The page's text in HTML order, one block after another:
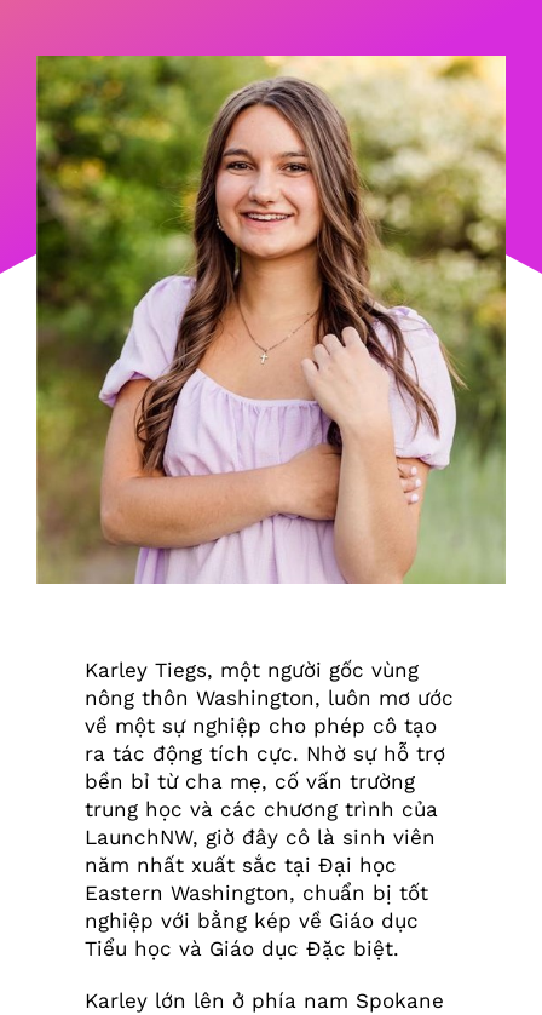
Karley Tiegs, một người gốc vùng
nông thôn Washington, luôn mơ ước
về một sự nghiệp cho phép cô tạo
ra tác động tích cực. Nhờ sự hỗ trợ
bền bỉ từ cha mẹ, cố vấn trường
trung học và các chương trình của
LaunchNW, giờ đây cô là sinh viên
năm nhất xuất sắc tại Đại học
Eastern Washington, chuẩn bị tốt
nghiệp với bằng kép về Giáo dục
Tiểu học và Giáo dục Đặc biệt.
Karley lớn lên ở phía nam Spokane